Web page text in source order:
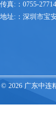
传真:：0755-
地址:：深圳市宝
© 2026 广东中连